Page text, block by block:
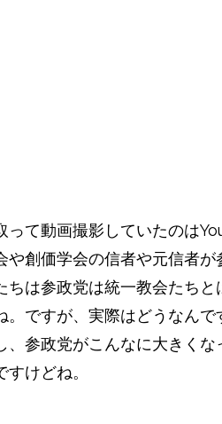
て動画撮影していたのは
創価学会の信者や元信者が
は参政党は統一教会たちと
ですが、実際はどうなんで
、参政党がこんなに大きくな
けどね。